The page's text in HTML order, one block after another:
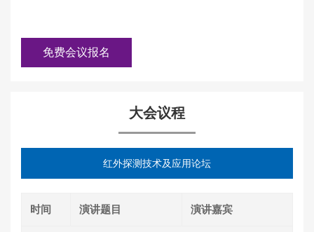
免费会议报名
大会议程
红外探测技术及应用论坛
时间 演讲题目 演讲嘉宾